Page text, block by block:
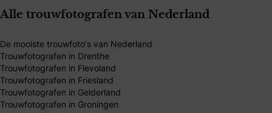
Alle trouwfotografen van Nederland
De mooiste trouwfoto's van Nederland
Trouwfotografen in Drenthe
Trouwfotografen in Flevoland
Trouwfotografen in Friesland
Trouwfotografen in Gelderland
Trouwfotografen in Groningen